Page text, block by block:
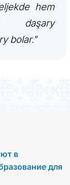
hem
daşary
bolar."
в
для